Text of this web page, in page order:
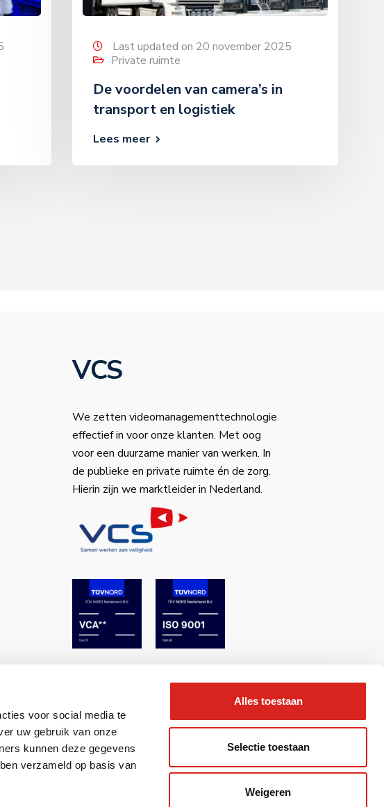
voor social media te
uw gebruik van onze
kunnen deze gegevens
verzameld op basis van
Alles toestaan
Selectie toestaan
Weigeren
Last updated on 20 november 2025
Private ruimte
De voordelen van camera’s in
transport en logistiek
Lees meer
VCS
We zetten videomanagementtechnologie
effectief in voor onze klanten. Met oog
voor een duurzame manier van werken. In
de publieke en private ruimte én de zorg.
Hierin zijn we marktleider in Nederland.